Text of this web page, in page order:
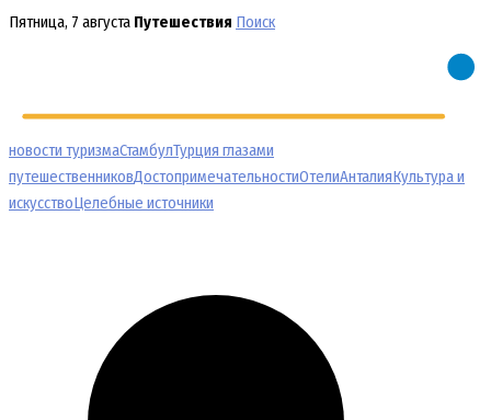
Перейти
Пятница, 7 августа Путешествия Поиск
новости туризмаСтамбулТурция глазами
путешественниковДостопримечательностиОтелиАнталияКультура и
искусствоЦелебные источники